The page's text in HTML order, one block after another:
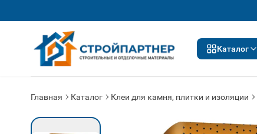
Каталог
Главная Каталог Клеи для камня, плитки и изоляции